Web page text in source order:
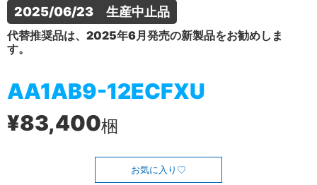
2025/06/23　生産中止品
代替推奨品は、2025年6月発売の新製品をお勧めしま
す。
AA1AB9-12ECFXU
¥83,400梱
お気に入り